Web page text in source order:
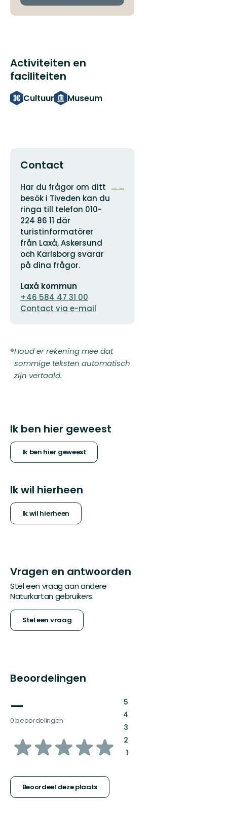
Activiteiten en
faciliteiten
Cultuur Museum
Contact
Adres
Har du frågor om ditt
besök i Tiveden kan du
ringa till telefon 010-
224 86 11 där
turistinformatörer
från Laxå, Askersund
och Karlsborg svarar
på dina frågor.
mailadres
Laxå kommun
+46 584 47 31 00
Contact via e-mail
Organisatie-
Houd er rekening mee dat
sommige teksten automatisch
zijn vertaald.
Ik ben hier geweest
Ik ben hier geweest
Ik wil hierheen
Ik wil hierheen
Vragen en antwoorden
Stel een vraag aan andere
Naturkartan gebruikers.
Stel een vraag
Beoordelingen
—
0 beoordelingen
van
sterren
Beoordeel deze plaats
5:
4:
3:
2:
1: